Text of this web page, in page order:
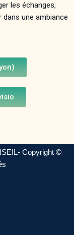
les échanges,
dans une ambiance
Copyright ©